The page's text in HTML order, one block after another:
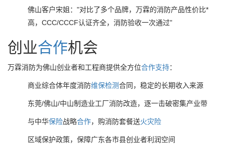
佛山客户宋姐："对比了多个品牌，万霖的消防产品性价比*
高，CCC/CCCF认证齐全，消防验收一次通过"
创业合作机会
万霖消防为佛山创业者和工程商提供全方位合作支持：
商业综合体年度消防维保检测合同，稳定的长期收入来源
东莞/佛山/中山制造业工厂消防改造，逐一击破密集产业带
与中华保险战略合作，购消防套餐送火灾险
区域保护政策，保障广东各市县创业者利润空间